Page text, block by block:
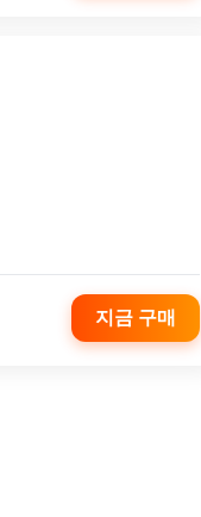
지금 구매